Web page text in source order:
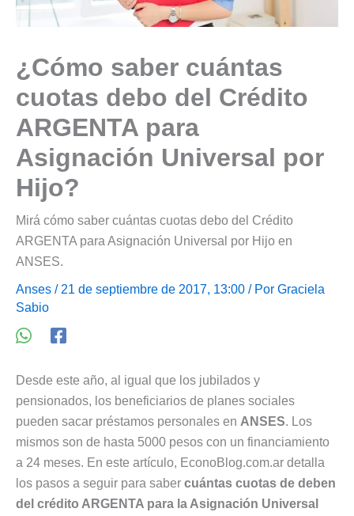
¿Cómo saber cuántas
cuotas debo del Crédito
ARGENTA para
Asignación Universal por
Hijo?
Mirá cómo saber cuántas cuotas debo del Crédito
ARGENTA para Asignación Universal por Hijo en
ANSES.
Anses / 21 de septiembre de 2017, 13:00 / Por Graciela
Sabio
Desde este año, al igual que los jubilados y
pensionados, los beneficiarios de planes sociales
pueden sacar préstamos personales en ANSES. Los
mismos son de hasta 5000 pesos con un financiamiento
a 24 meses. En este artículo, EconoBlog.com.ar detalla
los pasos a seguir para saber cuántas cuotas de deben
del crédito ARGENTA para la Asignación Universal